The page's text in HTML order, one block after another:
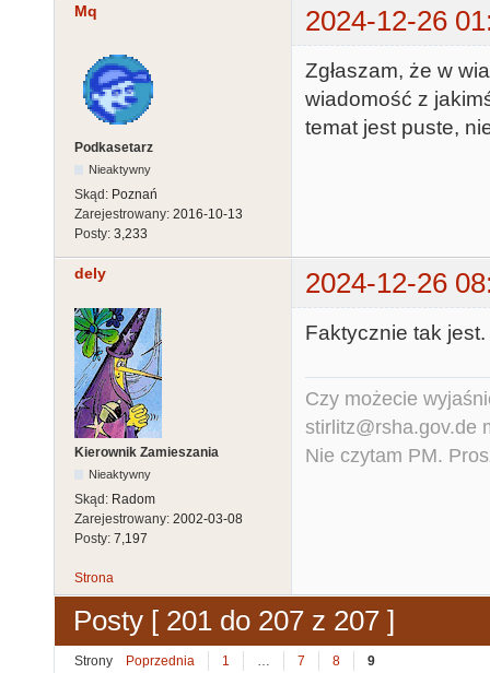
Mq 2024-12-26
Podkasetarz
Nieaktywny
Skąd: Poznań
Zarejestrowany: 2016-10-13
Posty: 3,233
Zgłaszam, że w
wiadomość z
temat jest puste,
dely 2024-12-26
Kierownik Zamieszania
Nieaktywny
Skąd: Radom
Zarejestrowany: 2002-03-08
Posty: 7,197
Faktycznie tak
Czy możecie
stirlitz@rsha.gov.de
Nie czytam PM.
Strona
Posty [ 201 do 207 z 207 ]
Strony Poprzednia 1 7 8 9